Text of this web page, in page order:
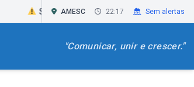
São João do Sul --°C Sombrio --°C
AMESC 22:17 Sem alertas
"Comunicar, unir e crescer."